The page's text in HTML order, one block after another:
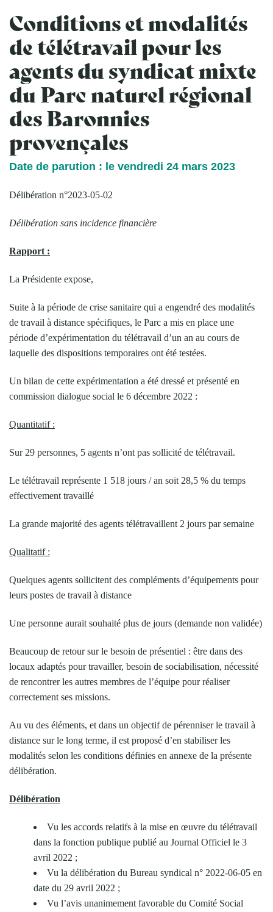
Conditions et modalités
de télétravail pour les
agents du syndicat mixte
du Parc naturel régional
des Baronnies
provençales
Date de parution : le vendredi 24 mars 2023
Délibération n°2023-05-02
Délibération sans incidence financière
Rapport :
La Présidente expose,
Suite à la période de crise sanitaire qui a engendré des modalités
de travail à distance spécifiques, le Parc a mis en place une
période d’expérimentation du télétravail d’un an au cours de
laquelle des dispositions temporaires ont été testées.
Un bilan de cette expérimentation a été dressé et présenté en
commission dialogue social le 6 décembre 2022 :
Quantitatif :
Sur 29 personnes, 5 agents n’ont pas sollicité de télétravail.
Le télétravail représente 1 518 jours / an soit 28,5 % du temps
effectivement travaillé
La grande majorité des agents télétravaillent 2 jours par semaine
Qualitatif :
Quelques agents sollicitent des compléments d’équipements pour
leurs postes de travail à distance
Une personne aurait souhaité plus de jours (demande non validée)
Beaucoup de retour sur le besoin de présentiel : être dans des
locaux adaptés pour travailler, besoin de sociabilisation, nécessité
de rencontrer les autres membres de l’équipe pour réaliser
correctement ses missions.
Au vu des éléments, et dans un objectif de pérenniser le travail à
distance sur le long terme, il est proposé d’en stabiliser les
modalités selon les conditions définies en annexe de la présente
délibération.
Délibération
Vu les accords relatifs à la mise en œuvre du télétravail
dans la fonction publique publié au Journal Officiel le 3
avril 2022 ;
Vu la délibération du Bureau syndical n° 2022-06-05 en
date du 29 avril 2022 ;
Vu l’avis unanimement favorable du Comité Social